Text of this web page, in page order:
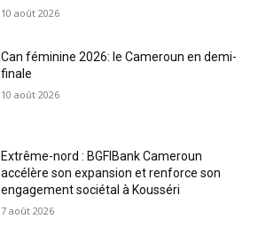
10 août 2026
Can féminine 2026: le Cameroun en demi-
finale
10 août 2026
Extrême-nord : BGFIBank Cameroun
accélère son expansion et renforce son
engagement sociétal à Kousséri
7 août 2026